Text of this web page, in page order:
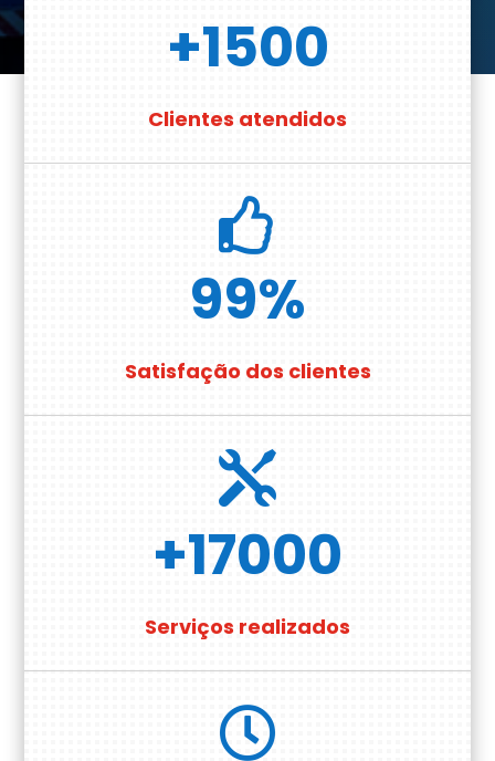
+1500
Clientes atendidos

99%
Satisfação dos clientes

+17000
Serviços realizados
